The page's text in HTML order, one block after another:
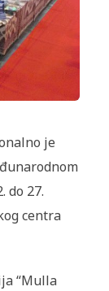
je
do 27.
centra
“Mulla